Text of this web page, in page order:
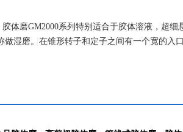
胶体磨GM2000系列特别适合于胶体溶液，超
做湿磨。在锥形转子和定子之间有一个宽的入